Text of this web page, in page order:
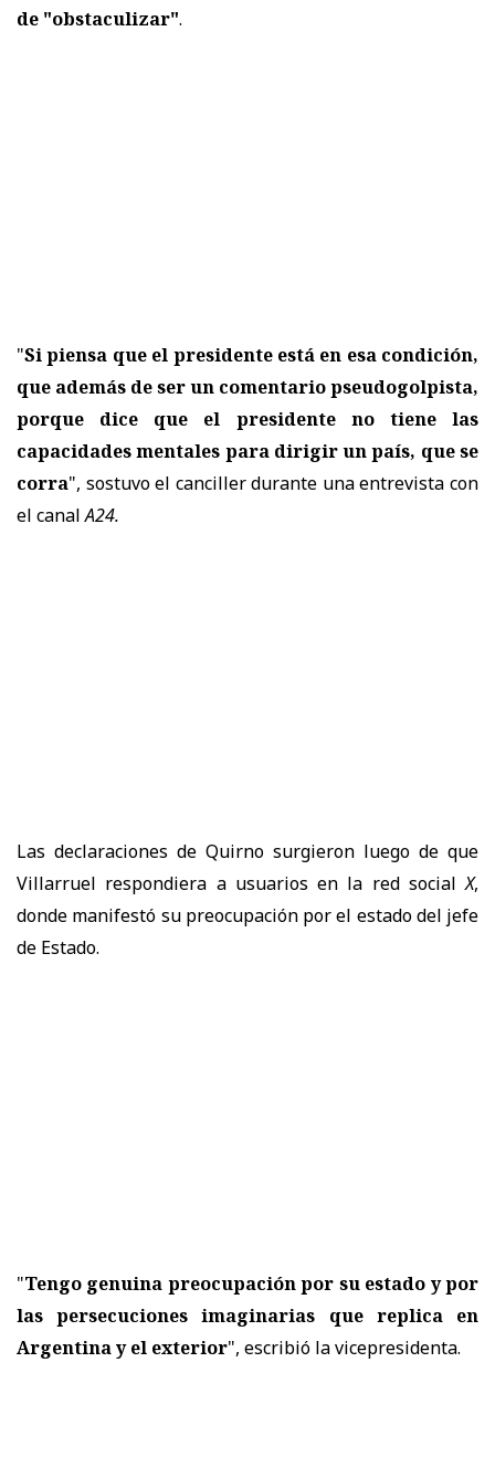
de "obstaculizar".
"Si piensa que el presidente está en esa condición,
que además de ser un comentario pseudogolpista,
porque dice que el presidente no tiene las
capacidades mentales para dirigir un país, que se
corra", sostuvo el canciller durante una entrevista con
el canalA24.
Las declaraciones de Quirno surgieron luego de que
Villarruel respondiera a usuarios en la red socialX,
donde manifestó su preocupación por el estado del jefe
de Estado.
"Tengo genuina preocupación por su estado y por
las persecuciones imaginarias que replica en
Argentina y el exterior", escribió la vicepresidenta.